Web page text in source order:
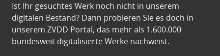
Ist Ihr gesuchtes Werk noch nicht in unserem
digitalen Bestand? Dann probieren Sie es doch in
unserem ZVDD Portal, das mehr als 1.600.000
bundesweit digitalisierte Werke nachweist.